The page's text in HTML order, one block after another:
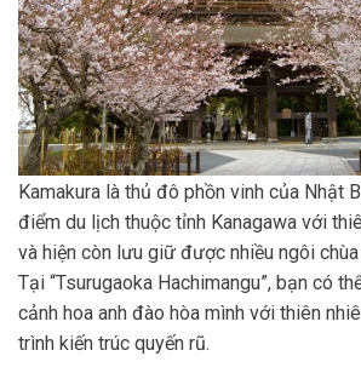
Kamakura là thủ đô phồn vinh của Nhật
điểm du lịch thuộc tỉnh Kanagawa với
và hiện còn lưu giữ được nhiều ngôi
Tại “Tsurugaoka Hachimangu”, bạn có
cảnh hoa anh đào hòa mình với thiên
trình kiến trúc quyến rũ.